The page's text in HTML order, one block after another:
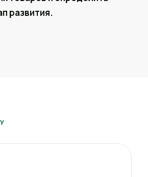
развития.